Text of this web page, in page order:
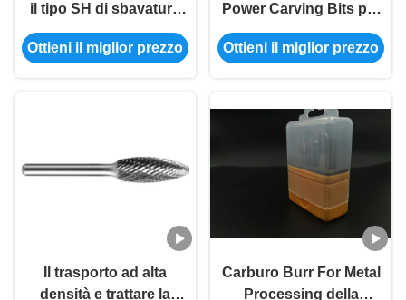
il tipo SH di sbavatura
strumento rotatorio dei
pezzi della
Ottieni il miglior prezzo
Power Carving Bits per
le borse rotanti a
carburo di legno
Ottieni il miglior prezzo
Il trasporto ad alta
densità e trattare la
Carburo Burr For Metal
Processing della